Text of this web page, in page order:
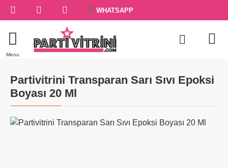
WHATSAPP
Partivitrini Transparan Sarı Sıvı Epoksi
Boyası 20 Ml